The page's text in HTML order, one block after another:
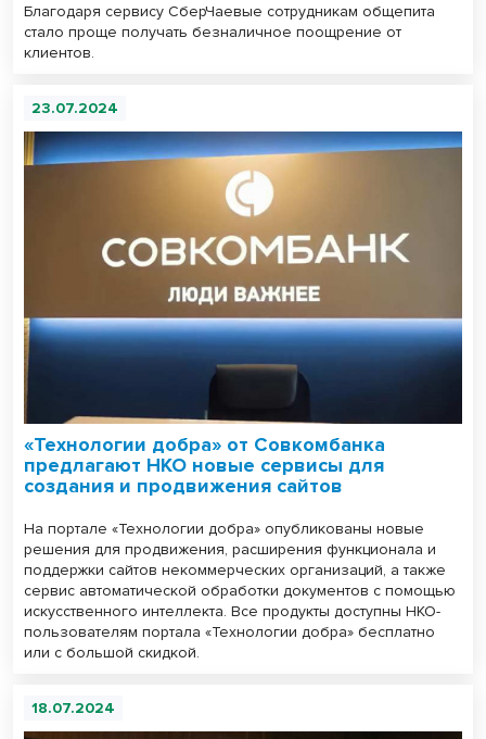
Благодаря сервису СберЧаевые сотрудникам общепита
стало проще получать безналичное поощрение от
клиентов.
23.07.2024
«Технологии добра» от Совкомбанка
предлагают НКО новые сервисы для
создания и продвижения сайтов
На портале «Технологии добра» опубликованы новые
решения для продвижения, расширения функционала и
поддержки сайтов некоммерческих организаций, а также
сервис автоматической обработки документов с помощью
искусственного интеллекта. Все продукты доступны НКО-
пользователям портала «Технологии добра» бесплатно
или с большой скидкой.
18.07.2024